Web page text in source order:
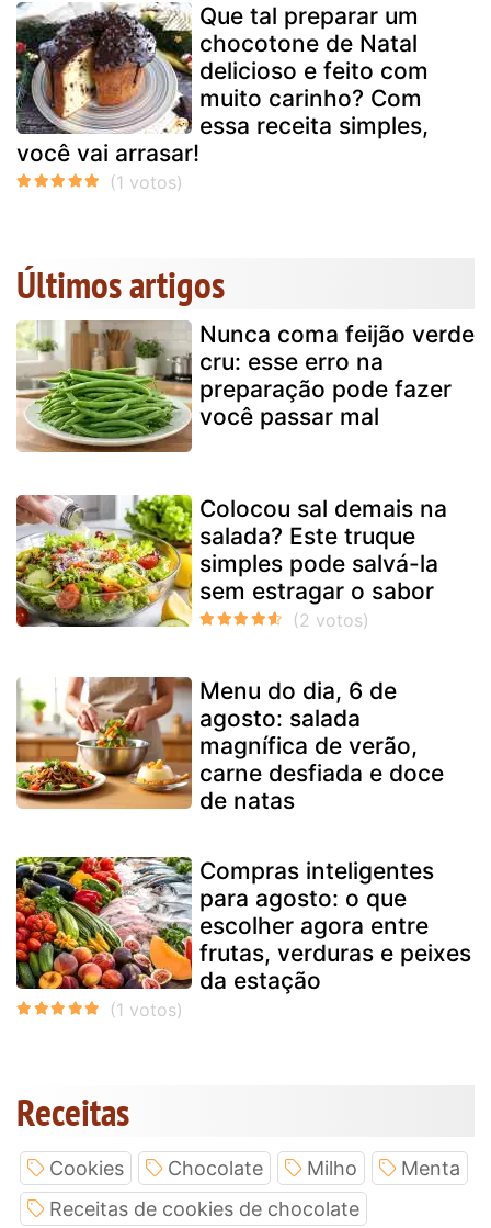
Que tal preparar um
chocotone de Natal
delicioso e feito com
muito carinho? Com
essa receita simples,
você vai arrasar!
Últimos artigos
Nunca coma feijão verde
cru: esse erro na
preparação pode fazer
você passar mal
Colocou sal demais na
salada? Este truque
simples pode salvá-la
sem estragar o sabor
Menu do dia, 6 de
agosto: salada
magnífica de verão,
carne desfiada e doce
de natas
Compras inteligentes
para agosto: o que
escolher agora entre
frutas, verduras e peixes
da estação
Receitas
Cookies Chocolate Milho
Menta
Receitas de cookies de chocolate